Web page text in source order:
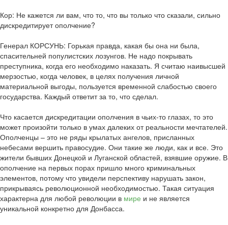
Кор: Не кажется ли вам, что то, что вы только что сказали, сильно
дискредитирует ополчение?
Генерал КОРСУНЬ: Горькая правда, какая бы она ни была,
спасительней популистских лозунгов. Не надо покрывать
преступника, когда его необходимо наказать. Я считаю наивысшей
мерзостью, когда человек, в целях получения личной
материальной выгоды, пользуется временной слабостью своего
государства. Каждый ответит за то, что сделал.
Что касается дискредитации ополчения в чьих-то глазах, то это
может произойти только в умах далеких от реальности мечтателей.
Ополченцы – это не ряды крылатых ангелов, присланных
небесами вершить правосудие. Они такие же люди, как и все. Это
жители бывших Донецкой и Луганской областей, взявшие оружие. В
ополчение на первых порах пришло много криминальных
элементов, потому что увидели перспективу нарушать закон,
прикрываясь революционной необходимостью. Такая ситуация
характерна для любой революции в мире и не является
уникальной конкретно для Донбасса.